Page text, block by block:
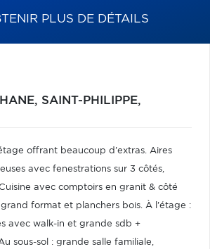
PLUS DE DÉTAILS
SAINT-PHILIPPE,
offrant beaucoup d'extras. Aires
avec fenestrations sur 3 côtés,
avec comptoirs en granit & côté
format et planchers bois. À l'étage :
avec walk-in et grande sdb +
sous-sol : grande salle familiale,